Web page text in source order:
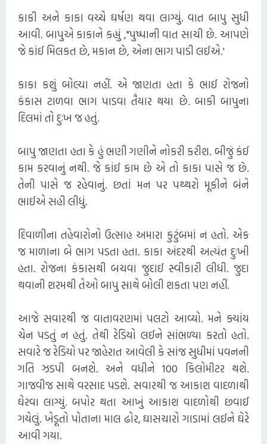
કાકી અને કાકા વચ્ચે ઘર્ષણ થવા લાગ્યું. વાત બાપુ સુધી
આવી. બાપુએ કાકાને કહ્યું ,"પુષ્પાની વાત સાચી છે. આપણે
જે કાંઈ મિલકત છે, મકાન છે, એના ભાગ પાડી લઈએ.'
કાકા કશું બોલ્યા નહીં. એ જાણતા હતા કે ભાઈ રોજનો
કંકાસ ટાળવા ભાગ પાડવા તૈયાર થયા છે. બાકી બાપુના
દિલમાં તો દુઃખ જ હતું.
બાપુ જાણતા હતા કે હું ભણી ગણીને નોકરી કરીશ. બીજું કંઈ
કામ કરવાનું નથી. જે કાંઈ કામ છે એ તો કાકા પાસે જ છે.
તેની પાસે જ રહેવાનું. છતાં મન પર પથ્થરો મૂકીને બંને
ભાઈએ સહી લીધું.
દિવાળીના તહેવારોનો ઉત્સાહ અમારા કુટુંબમાં ન હતો. એક
જ માળાના બે ભાગ પડતા હતા. કાકા અંદરથી અત્યંત દુઃખી
હતા. રોજના કંકાસથી બચવા જુદાઈ સ્વીકારી લીધી. જુદા
થવાની શરમથી તેઓ બાપુ સાથે બોલી શકતા પણ નહીં.
આજે સવારથી જ વાતાવરણમાં પલટો આવ્યો. મને ક્યાંય
ચેન પડતું ન હતું. તેથી રેડિયો લઈને સાંભળ્યા કરતો હતો.
સવારે જ રેડિયો પર જાહેરાત આવેલી કે સાંજ સુધીમાં પવનની
ગતિ ઝડપી બનશે. અને વધીને 100 કિલોમીટર થશે.
ગાજવીજ સાથે વરસાદ પડશે. સવારથી જ આકાશ વાદળાથી
ઘેરવા લાગ્યું. બપોર થતા આખું આકાશ વાદળોથી છવાઈ
ગયેલું. ખેડૂતો પોતાના માલ ઢોર, ઘાસચારો ગાડામાં લઈને ઘેરે
આવી ગયા.